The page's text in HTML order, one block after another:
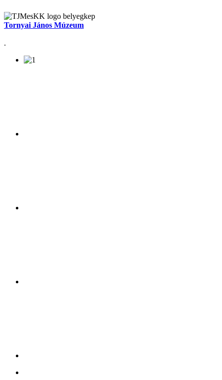
Tornyai János Múzeum
.